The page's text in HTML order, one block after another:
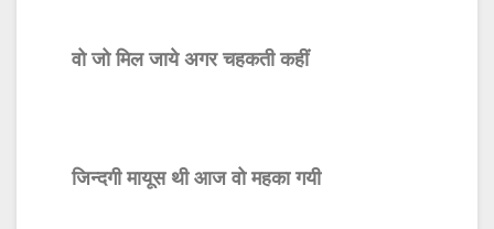
वो जो मिल जाये अगर चहकती कहीं
जिन्दगी मायूस थी आज वो महका गयी